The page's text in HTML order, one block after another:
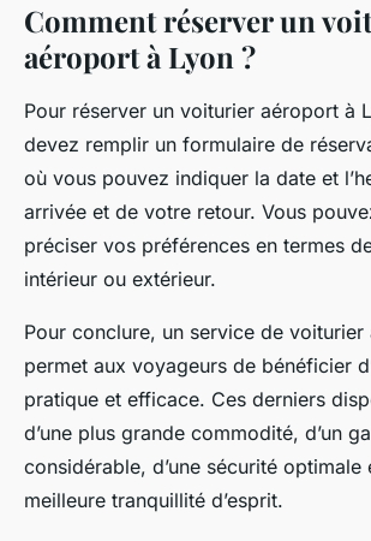
Comment réserver un
aéroport à Lyon ?
Pour réserver un voiturier aéroport à
devez remplir un formulaire de
où vous pouvez indiquer la date et
arrivée et de votre retour. Vous
préciser vos préférences en termes
intérieur ou extérieur.
Pour conclure, un service de
permet aux voyageurs de bénéficier
pratique et efficace. Ces derniers
d’une plus grande commodité, d’un
considérable, d’une sécurité optimale
meilleure tranquillité d’esprit.